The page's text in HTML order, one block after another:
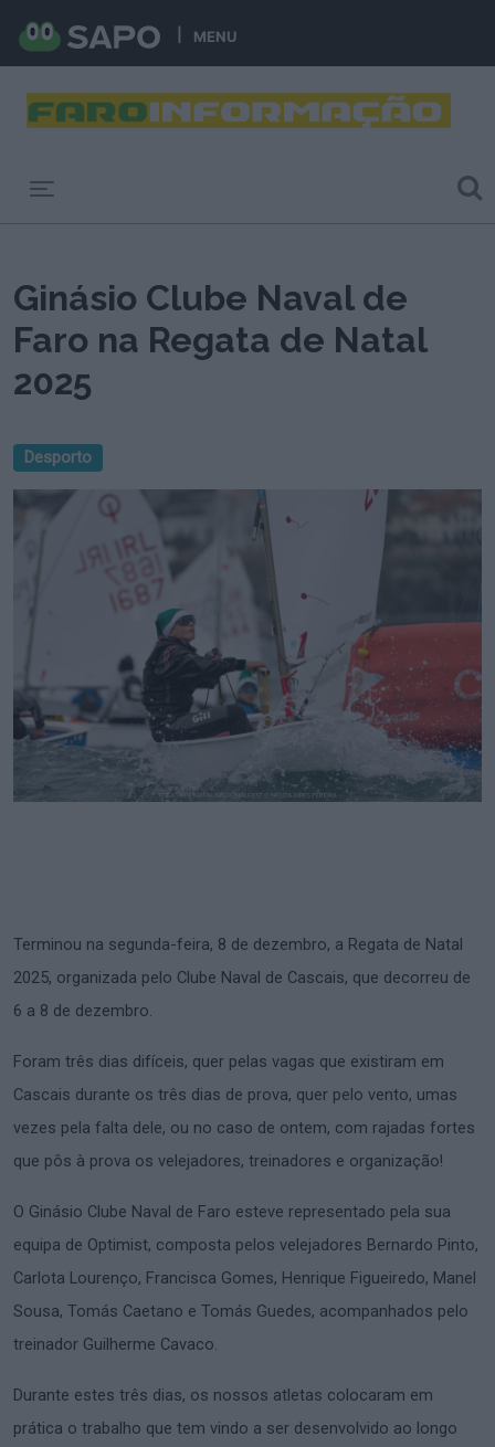
MENU
Ginásio Clube Naval de
Faro na Regata de Natal
2025
Desporto
Terminou na segunda-feira, 8 de dezembro, a Regata de Natal
2025, organizada pelo Clube Naval de Cascais, que decorreu de
6 a 8 de dezembro.
Foram três dias difíceis, quer pelas vagas que existiram em
Cascais durante os três dias de prova, quer pelo vento, umas
vezes pela falta dele, ou no caso de ontem, com rajadas fortes
que pôs à prova os velejadores, treinadores e organização!
O Ginásio Clube Naval de Faro esteve representado pela sua
equipa de Optimist, composta pelos velejadores Bernardo Pinto,
Carlota Lourenço, Francisca Gomes, Henrique Figueiredo, Manel
Sousa, Tomás Caetano e Tomás Guedes, acompanhados pelo
treinador Guilherme Cavaco.
Durante estes três dias, os nossos atletas colocaram em
prática o trabalho que tem vindo a ser desenvolvido ao longo